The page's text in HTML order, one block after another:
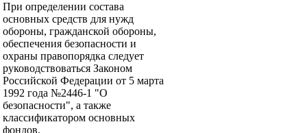
При определении состава
основных средств для нужд
обороны, гражданской обороны,
обеспечения безопасности и
охраны правопорядка следует
руководствоваться Законом
Российской Федерации от 5 марта
1992 года №2446-1 "О
безопасности", а также
классификатором основных
фондов.